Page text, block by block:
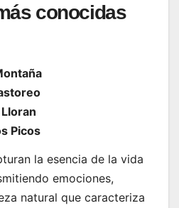
conocidas
Picos
la esencia de la vida
emociones,
natural que caracteriza